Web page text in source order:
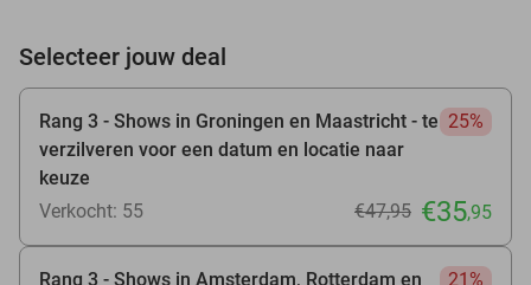
Selecteer jouw deal
Rang 3 - Shows in Groningen en Maastricht - te
verzilveren voor een datum en locatie naar
keuze
25%
Verkocht: 55 €47,95 €35,95
Rang 3 - Shows in Amsterdam, Rotterdam en
21%